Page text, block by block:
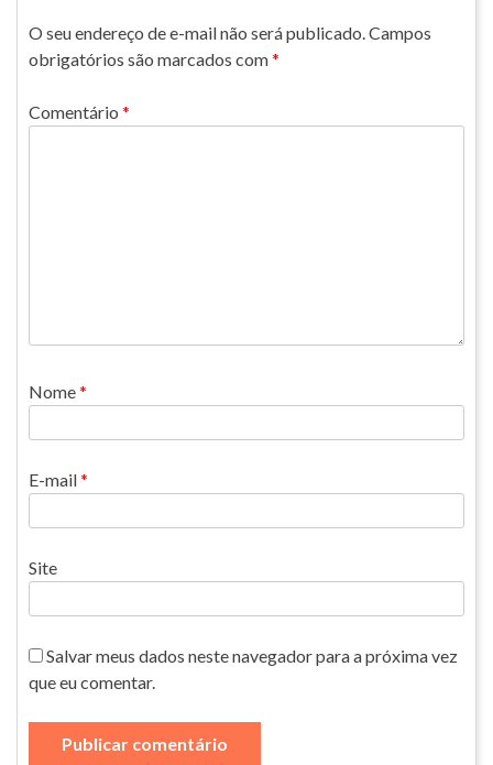
O seu endereço de e-mail não será publicado.Campos
obrigatórios são marcados com*
Comentário *
Nome*
E-mail*
Site
Salvar meus dados neste navegador para a próxima vez
que eu comentar.